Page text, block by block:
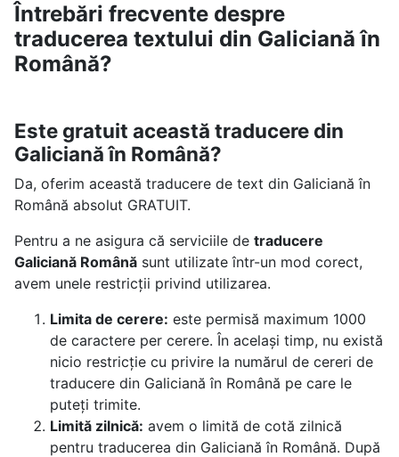
Întrebări frecvente despre
traducerea textului din Galiciană în
Română?
Este gratuit această traducere din
Galiciană în Română?
Da, oferim această traducere de text din Galiciană în
Română absolut GRATUIT.
Pentru a ne asigura că serviciile de traducere
Galiciană Românăsunt utilizate într-un mod corect,
avem unele restricții privind utilizarea.
Limita de cerere: este permisă maximum 1000
de caractere per cerere. În același timp, nu există
nicio restricție cu privire la numărul de cereri de
traducere din Galiciană în Română pe care le
puteți trimite.
Limită zilnică: avem o limită de cotă zilnică
pentru traducerea din Galiciană în Română. După